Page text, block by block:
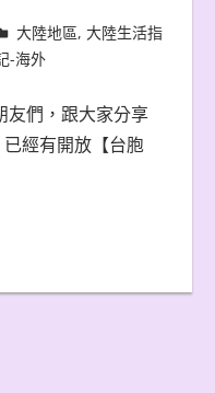
大陸地區, 大陸生活指
-海外
友們，跟大家分享
經有開放【台胞